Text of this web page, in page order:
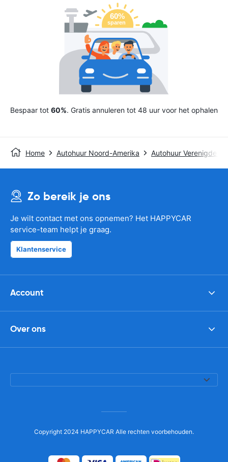
Bespaar tot 60%. Gratis annuleren tot 48 uur voor het ophalen
Home Autohuur Noord-Amerika Autohuur Verenigde
Zo bereik je ons
Je wilt contact met ons opnemen? Het HAPPYCAR
service-team helpt je graag.
Klantenservice
Account
Over ons
Copyright 2024 HAPPYCAR Alle rechten voorbehouden.